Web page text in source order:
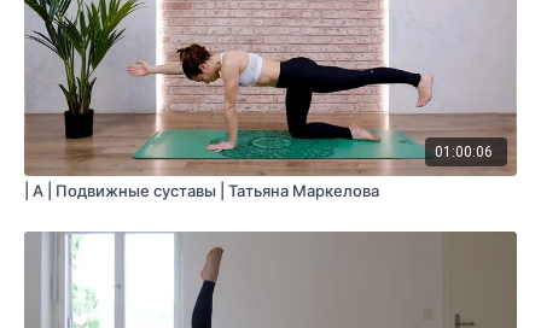
01:00:06
| A | Подвижные суставы | Татьяна Маркелова